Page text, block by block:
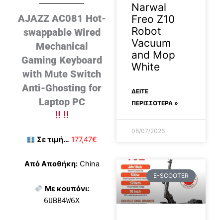
AJAZZ AC081 Hot-
swappable Wired
Mechanical
Gaming Keyboard
with Mute Switch
Anti-Ghosting for
Laptop PC
Σε τιμή… 177,47€
Από Αποθήκη:China
Με κουπόνι:
6UBB4W6X
Narwal
Freo Z10
Robot
Vacuum
and Mop
White
ΔΕΊΤΕ
ΠΕΡΙΣΣΟΤΕΡΑ »
08/07/2026
E-SCOOTER